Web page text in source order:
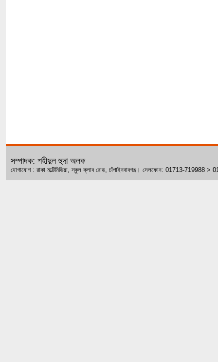
সম্পাদক: শহীদুল হুদা অলক
যোগাযোগ : রাকা মাল্টিমিডিয়া, স্কুল ক্লাব রোড, চাঁপাইনবাবগঞ্জ। সেলফোন: 01713-